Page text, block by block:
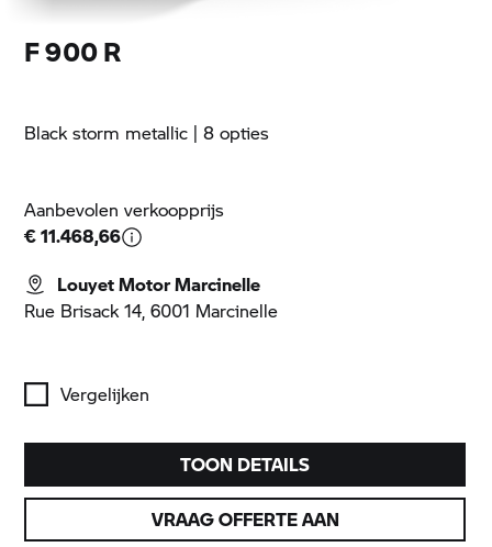
TOON DETAILS
VRAAG OFFERTE AAN
F 900 R
Black storm metallic | 8 opties
Aanbevolen verkoopprijs
€ 11.468,66
Louyet Motor Marcinelle
Rue Brisack 14, 6001 Marcinelle
Vergelijken